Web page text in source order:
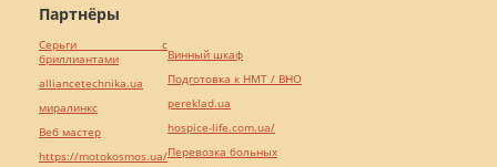
Партнёры
Серьги с
бриллиантами
alliancetechnika.ua
миралинкс
Веб мастер
https://motokosmos.ua/
Винный шкаф
Подготовка к НМТ / ВНО
pereklad.ua
hospice-life.com.ua/
Перевозка больных